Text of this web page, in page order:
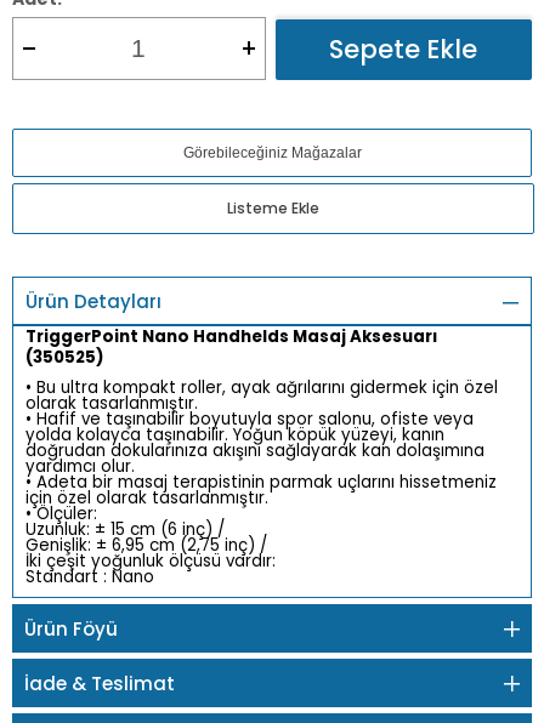
Sepete Ekle
Görebileceğiniz Mağazalar
Listeme Ekle
Ürün Detayları
TriggerPoint Nano Handhelds Masaj Aksesuarı
(350525)
• Bu ultra kompakt roller, ayak ağrılarını gidermek için özel
olarak tasarlanmıştır.
• Hafif ve taşınabilir boyutuyla spor salonu, ofiste veya
yolda kolayca taşınabilir. Yoğun köpük yüzeyi, kanın
doğrudan dokularınıza akışını sağlayarak kan dolaşımına
yardımcı olur.
• Adeta bir masaj terapistinin parmak uçlarını hissetmeniz
için özel olarak tasarlanmıştır.
• Ölçüler:
Uzunluk: ± 15 cm (6 inç) /
Genişlik: ± 6,95 cm (2,75 inç) /
İki çeşit yoğunluk ölçüsü vardır:
Standart : Nano
Ürün Föyü
İade & Teslimat